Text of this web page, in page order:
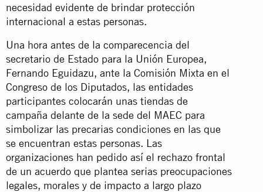
necesidad evidente de brindar protección
internacional a estas personas.
Una hora antes de la comparecencia del
secretario de Estado para la Unión Europea,
Fernando Eguidazu, ante la Comisión Mixta en el
Congreso de los Diputados, las entidades
participantes colocarán unas tiendas de
campaña delante de la sede del MAEC para
simbolizar las precarias condiciones en las que
se encuentran estas personas. Las
organizaciones han pedido así el rechazo frontal
de un acuerdo que plantea serias preocupaciones
legales, morales y de impacto a largo plazo